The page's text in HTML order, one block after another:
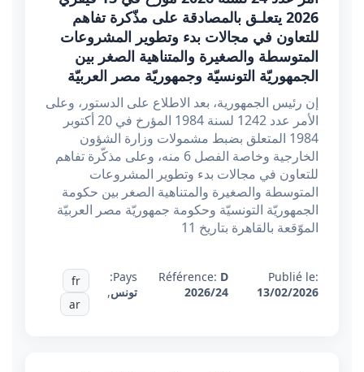
2026 يتعلـق بالمصادقة على مذّكرة تفاهم
للتعاون في مجالات بدء وتطوير المشروعات
المتوسطة والصغيرة والمتناهية الصغر بين
الجمهوريّة التونسيّة وجمهوريّة مصر العربيّة
إن رئيس الجمهورية، بعد الاطلاع على الدستور، وعلى
الأمر عدد 1242 لسنة 1984 المؤرخ في 20 أكتوبر
1984 المتعلق بضبط مشمولات وزارة الشؤون
الخارجية وخاصة الفصل 6 منه، وعلى مذكّرة تفاهم
للتعاون في مجالات بدء وتطوير المشروعات
المتوسطة والصغيرة والمتناهية الصغر بين حكومة
الجمهوريّة التونسيّة وحكومة جمهوريّة مصر العربيّة
الموّقعة بالقاهرة بتاريخ 11
Publié le:
13/02/2026
Référence: D
2026/24
Pays:
تونس,
fr
ar